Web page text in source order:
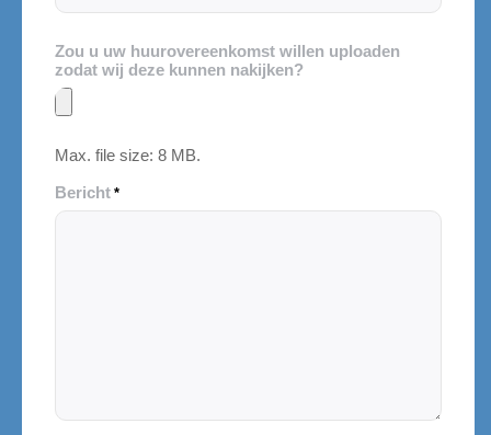
Zou u uw huurovereenkomst willen uploaden
zodat wij deze kunnen nakijken?
Max. file size: 8 MB.
Bericht *